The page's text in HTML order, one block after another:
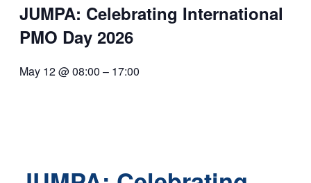
JUMPA: Celebrating International
PMO Day 2026
May 12 @ 08:00 – 17:00